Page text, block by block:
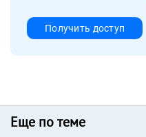
Получить доступ
Еще по теме